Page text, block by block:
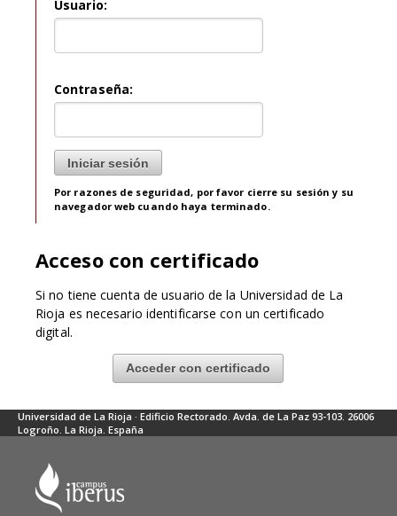
Usuario:
Contraseña:
Por razones de seguridad, por favor cierre su sesión y su
navegador web cuando haya terminado.
Acceso con certificado
Si no tiene cuenta de usuario de la Universidad de La
Rioja es necesario identificarse con un certificado
digital.
Acceder con certificado
Universidad de La Rioja · Edificio Rectorado. Avda. de La Paz 93-103. 26006
Logroño. La Rioja. España